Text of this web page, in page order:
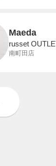
Maeda
russet
南町田店